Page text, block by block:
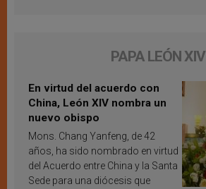
PAPA LEÓN XIV
En virtud del acuerdo con
China, León XIV nombra un
nuevo obispo
Mons. Chang Yanfeng, de 42
años, ha sido nombrado en virtud
del Acuerdo entre China y la Santa
Sede para una diócesis que